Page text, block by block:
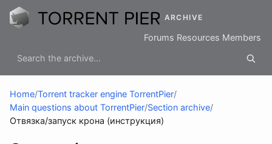
ARCHIVE
Forums Resources Members
Home/Torrent tracker engine TorrentPier/
Main questions about TorrentPier/Section archive/
Отвязка/запуск крона (инструкция)